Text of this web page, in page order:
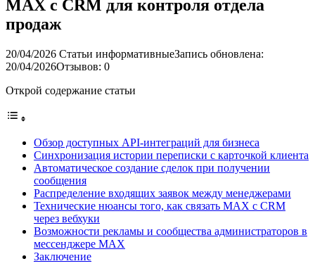
MAX с CRM для контроля отдела
продаж
20/04/2026 Статьи информативныеЗапись обновлена:
20/04/2026Отзывов: 0
Открой содержание статьи
Обзор доступных API-интеграций для бизнеса
Синхронизация истории переписки с карточкой клиента
Автоматическое создание сделок при получении
сообщения
Распределение входящих заявок между менеджерами
Технические нюансы того, как связать MAX с CRM
через вебхуки
Возможности рекламы и сообщества администраторов в
мессенджере MAX
Заключение